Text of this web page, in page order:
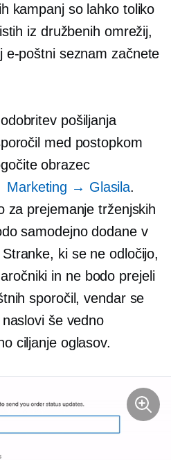
kampanj so lahko toliko
iz družbenih omrežij,
e-poštni seznam začnete
pošiljanja
med postopkom
obrazec
Marketing → Glasila.
za prejemanje trženjskih
samodejno dodane v
ki se ne odločijo,
in ne bodo prejeli
sporočil, vendar se
še vedno
ciljanje oglasov.